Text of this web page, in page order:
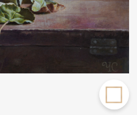
Контакты